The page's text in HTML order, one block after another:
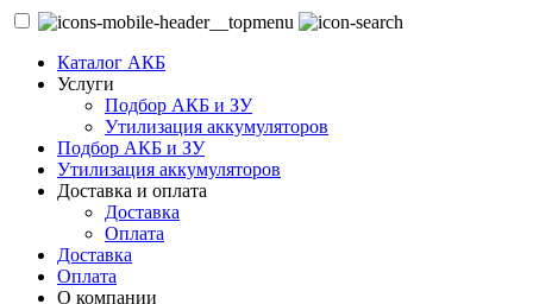
Каталог АКБ
Услуги
Подбор АКБ и ЗУ
Утилизация аккумуляторов
Подбор АКБ и ЗУ
Утилизация аккумуляторов
Доставка и оплата
Доставка
Оплата
Доставка
Оплата
О компании